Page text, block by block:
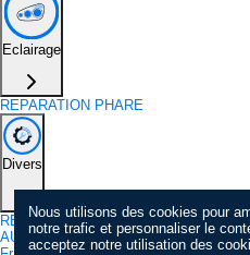
Nous utilisons des cookies pour
notre trafic et personnaliser le
acceptez notre utilisation des
Eclairage
REPARATION PHARE
Divers
REPARATION CHARGEUR DE
AUTRE REPARATION